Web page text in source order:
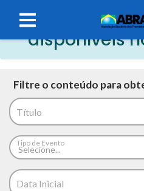
Não
disponíveis
Filtre o conteúdo para
Título
Selecione...
Tipo de Evento
Data Inicial